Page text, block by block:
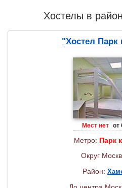
Хостелы в
"Хостел Парк
Мест нет от
Метро: Парк
Округ
Район: